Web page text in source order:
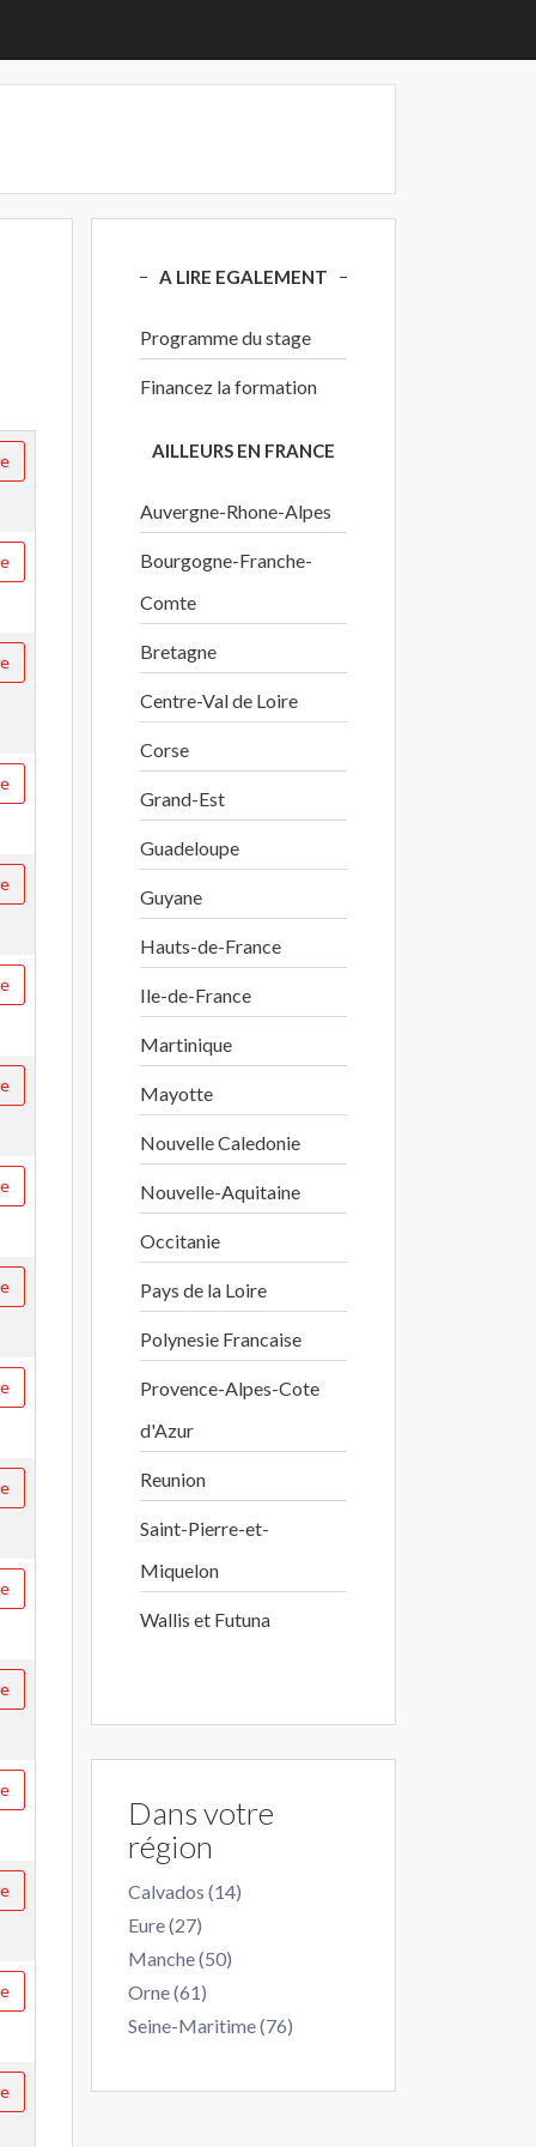
A LIRE EGALEMENT
Programme du stage
Financez la formation
AILLEURS EN FRANCE
Auvergne-Rhone-Alpes
Bourgogne-Franche-
Comte
Bretagne
Centre-Val de Loire
Corse
Grand-Est
Guadeloupe
Guyane
Hauts-de-France
Ile-de-France
Martinique
Mayotte
Nouvelle Caledonie
Nouvelle-Aquitaine
Occitanie
Pays de la Loire
Polynesie Francaise
Provence-Alpes-Cote
d'Azur
Reunion
Saint-Pierre-et-
Miquelon
Wallis et Futuna
Dans votre
région
Calvados (14)
Eure (27)
Manche (50)
Orne (61)
Seine-Maritime (76)